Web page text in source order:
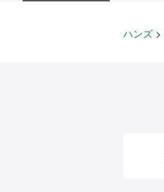
ハンズ